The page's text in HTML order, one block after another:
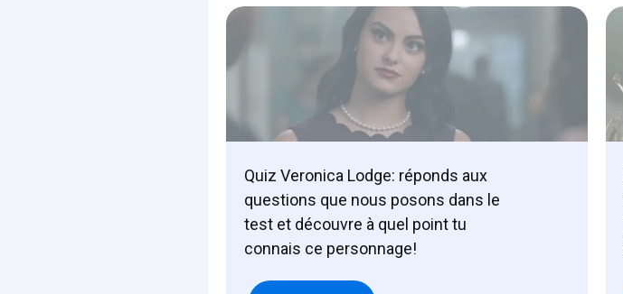
Quiz Veronica Lodge: réponds aux
questions que nous posons dans le
test et découvre à quel point tu
connais ce personnage!